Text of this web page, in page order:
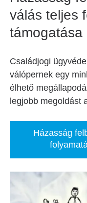
válás teljes
támogatása
Családjogi
válópernek egy
élhető
legjobb megoldást
Házasság